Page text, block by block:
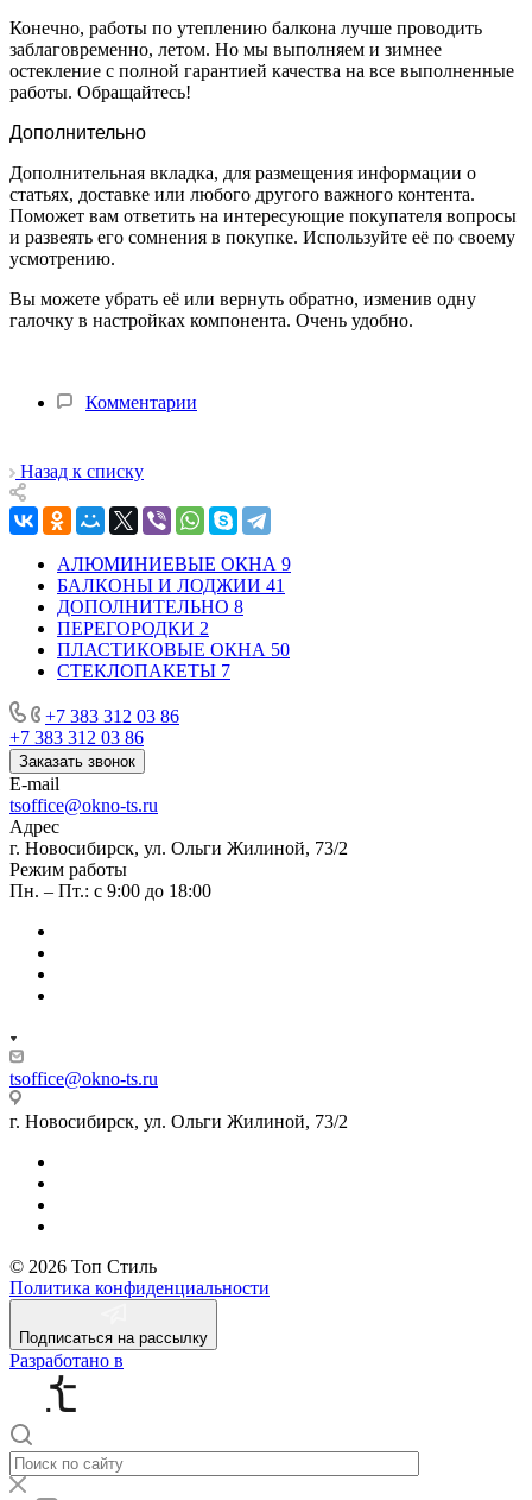
Конечно, работы по утеплению балкона лучше проводить
заблаговременно, летом. Но мы выполняем и зимнее
остекление с полной гарантией качества на все выполненные
работы. Обращайтесь!
Дополнительно
Дополнительная вкладка, для размещения информации о
статьях, доставке или любого другого важного контента.
Поможет вам ответить на интересующие покупателя вопросы
и развеять его сомнения в покупке. Используйте её по своему
усмотрению.
Вы можете убрать её или вернуть обратно, изменив одну
галочку в настройках компонента. Очень удобно.
Комментарии
Назад к списку
АЛЮМИНИЕВЫЕ ОКНА 9
БАЛКОНЫ И ЛОДЖИИ 41
ДОПОЛНИТЕЛЬНО 8
ПЕРЕГОРОДКИ 2
ПЛАСТИКОВЫЕ ОКНА 50
СТЕКЛОПАКЕТЫ 7
+7 383 312 03 86
+7 383 312 03 86
Заказать звонок
E-mail
tsoffice@okno-ts.ru
Адрес
г. Новосибирск, ул. Ольги Жилиной, 73/2
Режим работы
Пн. – Пт.: с 9:00 до 18:00
tsoffice@okno-ts.ru
г. Новосибирск, ул. Ольги Жилиной, 73/2
© 2026 Топ Стиль
Политика конфиденциальности
Подписаться на рассылку
Разработано в